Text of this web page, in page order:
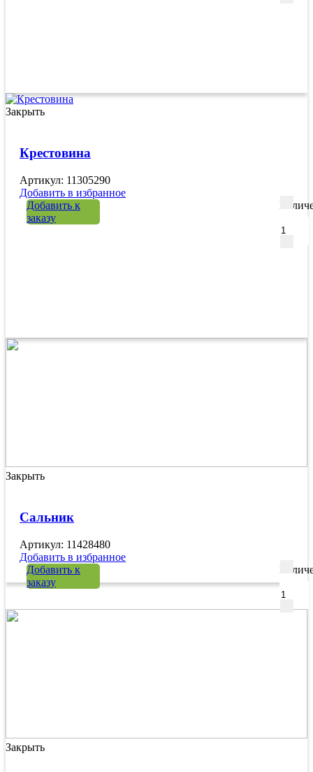
Закрыть
Крестовина
Артикул: 11305290
Добавить в избранное
Добавить к
заказу
Закрыть
Сальник
Артикул: 11428480
Добавить в избранное
Добавить к
заказу
Закрыть